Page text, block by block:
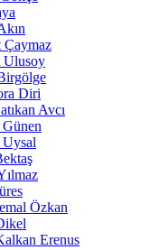
Çaymaz
Ulusoy
Diri
Avcı
Özkan
Erenus